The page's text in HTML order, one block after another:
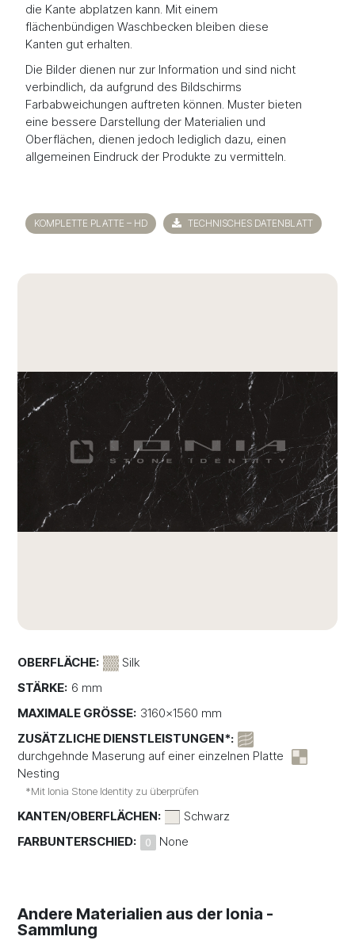
die Kante abplatzen kann. Mit einem
flächenbündigen Waschbecken bleiben diese
Kanten gut erhalten.
Die Bilder dienen nur zur Information und sind nicht
verbindlich, da aufgrund des Bildschirms
Farbabweichungen auftreten können. Muster bieten
eine bessere Darstellung der Materialien und
Oberflächen, dienen jedoch lediglich dazu, einen
allgemeinen Eindruck der Produkte zu vermitteln.
KOMPLETTE PLATTE – HD TECHNISCHES DATENBLATT
OBERFLÄCHE:
Silk
STÄRKE: 6 mm
MAXIMALE GRÖSSE: 3160x1560 mm
ZUSÄTZLICHE DIENSTLEISTUNGEN*:
durchgehnde Maserung auf einer einzelnen Platte
Nesting
*Mit Ionia Stone Identity zu überprüfen
KANTEN/OBERFLÄCHEN:
Schwarz
FARBUNTERSCHIED:
None
Andere Materialien aus der Ionia -
Sammlung